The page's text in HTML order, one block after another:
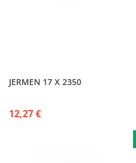
JERMEN 17 X 2350
12,27 €